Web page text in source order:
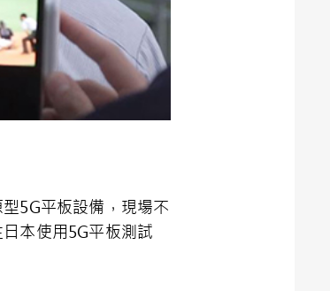
5G平板設備，現場不
本使用5G平板測試